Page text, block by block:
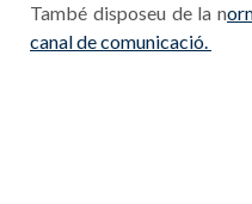
També disposeu de la n
canal de comunicació.